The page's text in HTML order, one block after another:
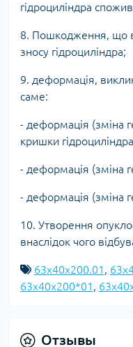
гідроциліндра
8. Пошкодження, що
зносу гідроциліндра;
9. деформація,
саме:
- деформація (зміна
кришки гідроциліндра
- деформація (зміна
- деформація (зміна
10. Утворення
внаслідок чого
63х40х200.01 ,
63х40х200*01 ,
Отзывы